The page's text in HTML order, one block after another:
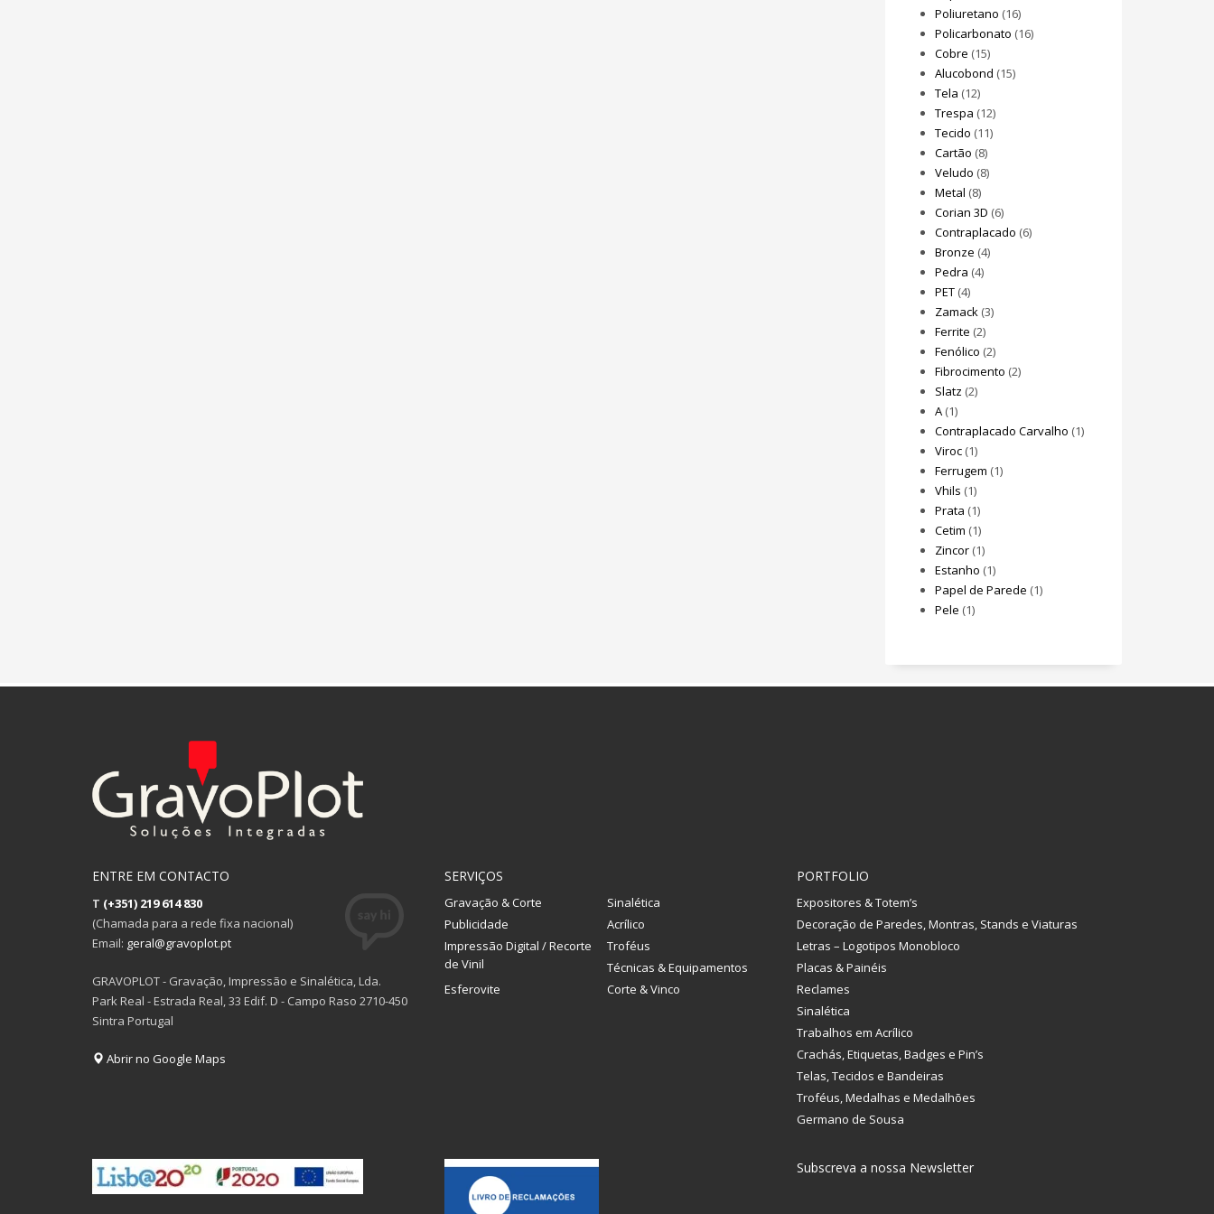
Poliuretano (16)
Policarbonato (16)
Cobre (15)
Alucobond (15)
Tela (12)
Trespa (12)
Tecido (11)
Cartão (8)
Veludo (8)
Metal (8)
Corian 3D (6)
Contraplacado (6)
Bronze (4)
Pedra (4)
PET(4)
Zamack(3)
Ferrite (2)
Fenólico (2)
Fibrocimento (2)
Slatz (2)
A(1)
Contraplacado Carvalho (1)
Viroc(1)
Ferrugem (1)
Vhils (1)
Prata (1)
Cetim (1)
Zincor(1)
Estanho (1)
Papel de Parede (1)
Pele (1)
ENTRE EM CONTACTO
T (+351) 219 614 830
(Chamada para a rede fixa nacional)
Email: geral@gravoplot.pt
GRAVOPLOT - Gravação, Impressão e Sinalética, Lda.
Park Real - Estrada Real, 33 Edif. D - Campo Raso 2710-450
Sintra Portugal
Abrir no Google Maps
SERVIÇOS
Gravação & Corte
Sinalética
Publicidade
Acrílico
Impressão Digital / Recorte
de Vinil
Troféus
Técnicas & Equipamentos
Esferovite
Corte & Vinco
PORTFOLIO
Expositores & Totem’s
Decoração de Paredes, Montras, Stands e Viaturas
Letras – Logotipos Monobloco
Placas & Painéis
Reclames
Sinalética
Trabalhos em Acrílico
Crachás, Etiquetas, Badges e Pin’s
Telas, Tecidos e Bandeiras
Troféus, Medalhas e Medalhões
Germano de Sousa
Subscreva a nossa Newsletter